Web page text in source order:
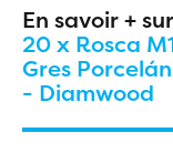
En savoir + sur
20 x Rosca
Gres
- Diamwood